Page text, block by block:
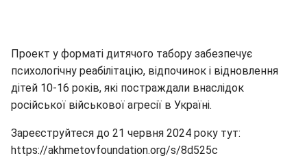
Проект у форматі дитячого табору забезпечує
психологічну реабілітацію, відпочинок і відновлення
дітей 10-16 років, які постраждали внаслідок
російської військової агресії в Україні.
Зареєструйтеся до 21 червня 2024 року тут:
https://akhmetovfoundation.org/s/8d525c